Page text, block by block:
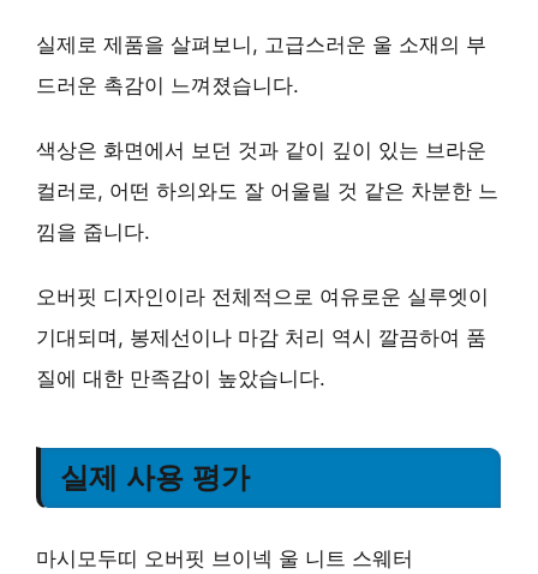
실제로 제품을 살펴보니, 고급스러운 울 소재의 부
드러운 촉감이 느껴졌습니다.
색상은 화면에서 보던 것과 같이 깊이 있는 브라운
컬러로, 어떤 하의와도 잘 어울릴 것 같은 차분한 느
낌을 줍니다.
오버핏 디자인이라 전체적으로 여유로운 실루엣이
기대되며, 봉제선이나 마감 처리 역시 깔끔하여 품
질에 대한 만족감이 높았습니다.
실제 사용 평가
마시모두띠 오버핏 브이넥 울 니트 스웨터